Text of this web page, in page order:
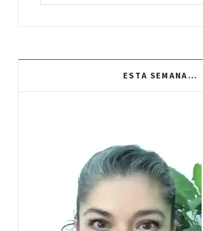
ESTA SEMANA…